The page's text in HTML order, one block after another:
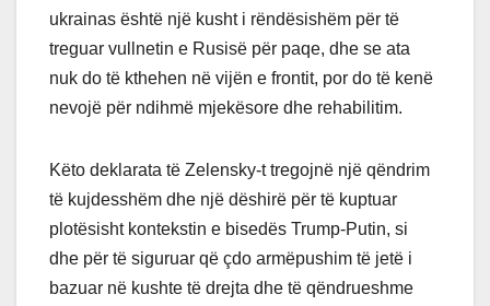
ukrainas është një kusht i rëndësishëm për të
treguar vullnetin e Rusisë për paqe, dhe se ata
nuk do të kthehen në vijën e frontit, por do të kenë
nevojë për ndihmë mjekësore dhe rehabilitim.
Këto deklarata të Zelensky-t tregojnë një qëndrim
të kujdesshëm dhe një dëshirë për të kuptuar
plotësisht kontekstin e bisedës Trump-Putin, si
dhe për të siguruar që çdo armëpushim të jetë i
bazuar në kushte të drejta dhe të qëndrueshme